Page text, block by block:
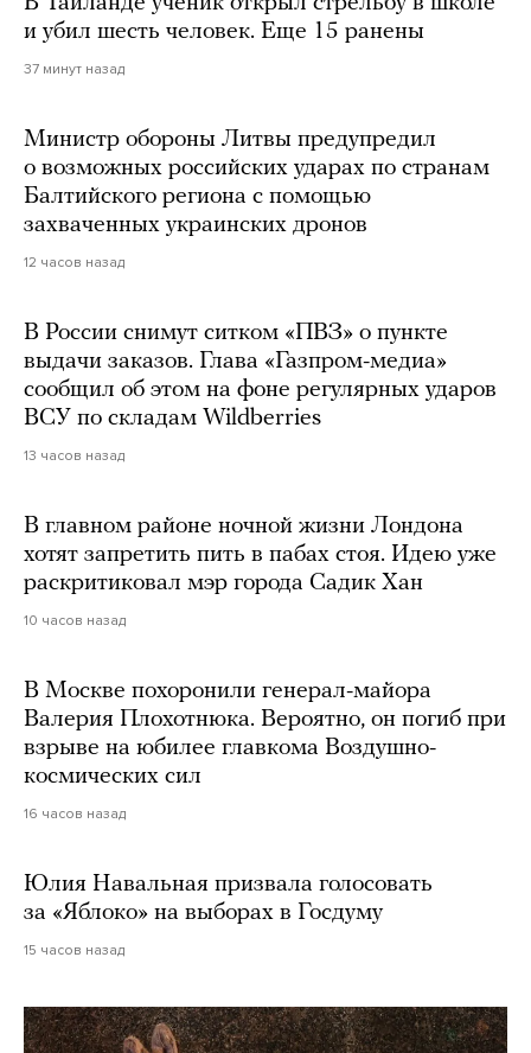
и убил шесть человек. Еще 15 ранены
37 минут назад
Министр обороны Литвы предупредил
о возможных российских ударах по странам
Балтийского региона с помощью
захваченных украинских дронов
12 часов назад
В России снимут ситком «ПВЗ» о пункте
выдачи заказов. Глава «Газпром-медиа»
сообщил об этом на фоне регулярных ударов
ВСУ по складам Wildberries
13 часов назад
В главном районе ночной жизни Лондона
хотят запретить пить в пабах стоя. Идею уже
раскритиковал мэр города Садик Хан
10 часов назад
В Москве похоронили генерал-майора
Валерия Плохотнюка. Вероятно, он погиб при
взрыве на юбилее главкома Воздушно-
космических сил
16 часов назад
Юлия Навальная призвала голосовать
за «Яблоко» на выборах в Госдуму
15 часов назад